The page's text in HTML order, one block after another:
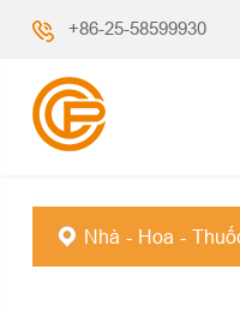
+86-25-58599930
Nhà Hoa